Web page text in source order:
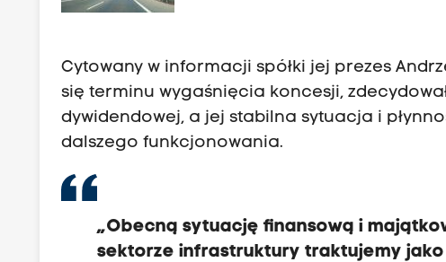
Cytowany w informacji spółki jej prezes
się terminu wygaśnięcia koncesji,
dywidendowej, a jej stabilna sytuacja i
dalszego funkcjonowania.
„Obecną sytuację finansową i
sektorze infrastruktury traktujemy